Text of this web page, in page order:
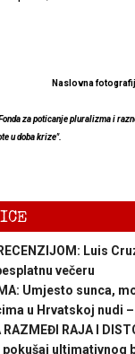
Naslovna
za poticanje pluralizma i
u doba krize".
Luis
večeru
Umjesto sunca,
u Hrvatskoj nudi
RAZMEĐI RAJA I
pokušaj ultimativnog